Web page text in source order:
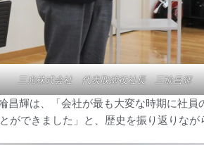
三光株式会社 代表取締役社長 三輪昌輝
昌輝は、「会社が最も大変な時期に社員
ができました」と、歴史を振り返りなが